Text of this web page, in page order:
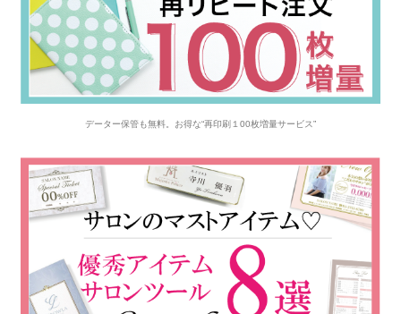
データー保管も無料。お得な“再印刷１00枚増量サービス”